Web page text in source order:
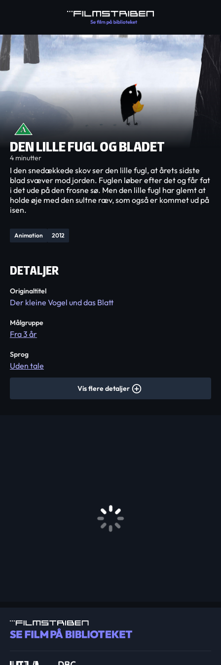
DEN LILLE FUGL OG BLADET
4 minutter
Animation 2012
I den snedækkede skov ser den lille fugl, at årets sidste
blad svæver mod jorden. Fuglen løber efter det og får fat
i det ude på den frosne sø. Men den lille fugl har glemt at
holde øje med den sultne ræv, som også er kommet ud på
isen.
DETALJER
Originaltitel
Der kleine Vogel und das Blatt
Målgruppe
Fra 3 år
Sprog
Uden tale
Vis flere detaljer